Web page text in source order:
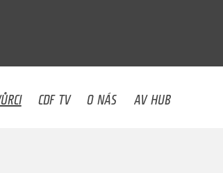
CDF TV O NÁS AV HUB